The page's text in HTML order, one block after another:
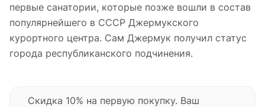
первые санатории, которые позже вошли в состав
популярнейшего в СССР Джермукского
курортного центра. Сам Джермук получил статус
города республиканского подчинения.
Скидка 10% на первую покупку. Ваш